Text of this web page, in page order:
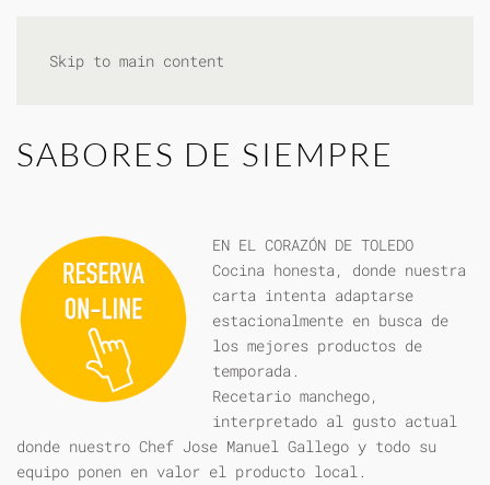
Skip to main content
SABORES DE SIEMPRE
EN EL CORAZÓN DE TOLEDO
Cocina honesta, donde nuestra
carta intenta adaptarse
estacionalmente en busca de
los mejores productos de
temporada.
Recetario manchego,
interpretado al gusto actual
donde nuestro Chef Jose Manuel Gallego y todo su
equipo ponen en valor el producto local.